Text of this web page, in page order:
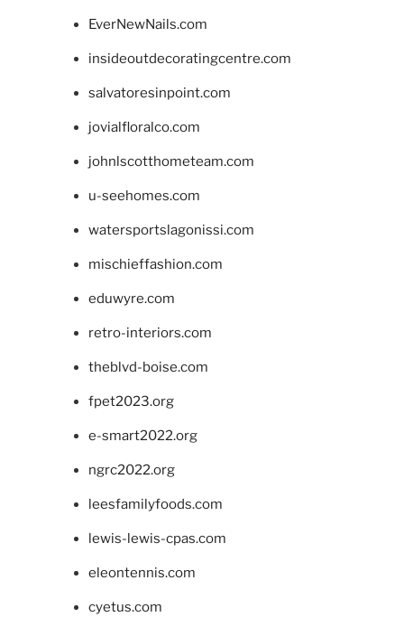
EverNewNails.com
insideoutdecoratingcentre.com
salvatoresinpoint.com
jovialfloralco.com
johnlscotthometeam.com
u-seehomes.com
watersportslagonissi.com
mischieffashion.com
eduwyre.com
retro-interiors.com
theblvd-boise.com
fpet2023.org
e-smart2022.org
ngrc2022.org
leesfamilyfoods.com
lewis-lewis-cpas.com
eleontennis.com
cyetus.com